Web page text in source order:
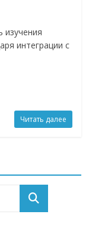
интеграции с
Читать далее